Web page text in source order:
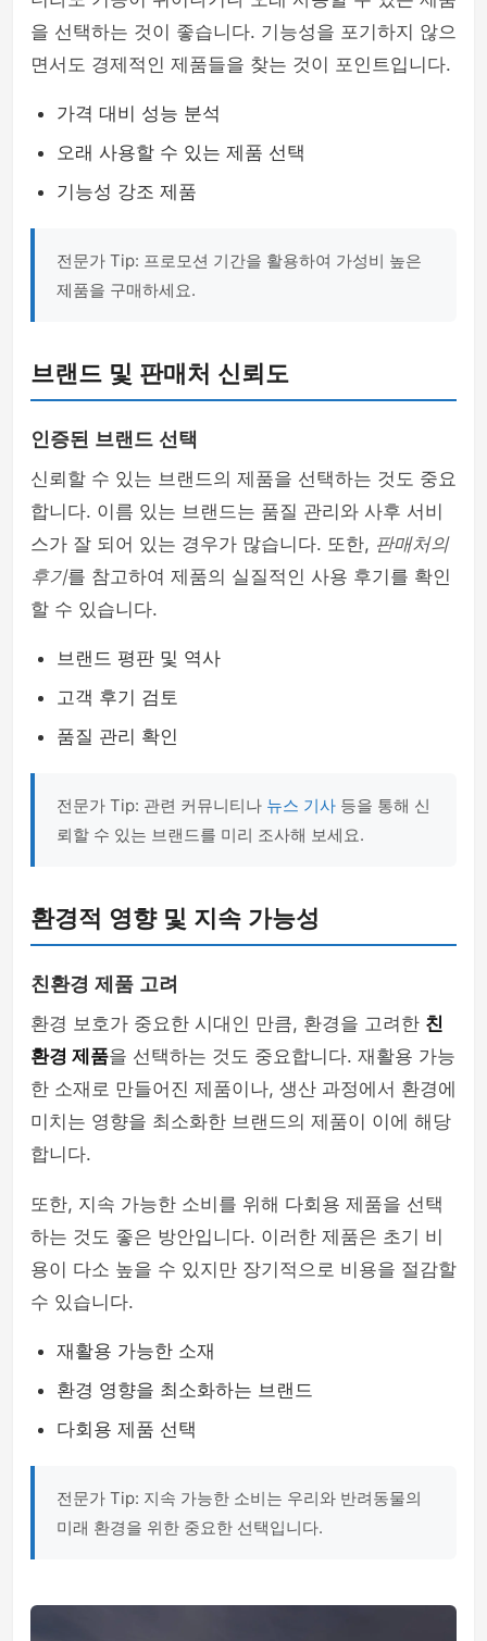
을 선택하는 것이 좋습니다. 기능성을 포기하지 않으
면서도 경제적인 제품들을 찾는 것이 포인트입니다.
가격 대비 성능 분석
오래 사용할 수 있는 제품 선택
기능성 강조 제품
전문가 Tip: 프로모션 기간을 활용하여 가성비 높은
제품을 구매하세요.
브랜드 및 판매처 신뢰도
인증된 브랜드 선택
신뢰할 수 있는 브랜드의 제품을 선택하는 것도 중요
합니다. 이름 있는 브랜드는 품질 관리와 사후 서비
스가 잘 되어 있는 경우가 많습니다. 또한, 판매처의
후기를 참고하여 제품의 실질적인 사용 후기를 확인
할 수 있습니다.
브랜드 평판 및 역사
고객 후기 검토
품질 관리 확인
전문가 Tip: 관련 커뮤니티나 뉴스 기사 등을 통해 신
뢰할 수 있는 브랜드를 미리 조사해 보세요.
환경적 영향 및 지속 가능성
친환경 제품 고려
환경 보호가 중요한 시대인 만큼, 환경을 고려한 친
환경 제품을 선택하는 것도 중요합니다. 재활용 가능
한 소재로 만들어진 제품이나, 생산 과정에서 환경에
미치는 영향을 최소화한 브랜드의 제품이 이에 해당
합니다.
또한, 지속 가능한 소비를 위해 다회용 제품을 선택
하는 것도 좋은 방안입니다. 이러한 제품은 초기 비
용이 다소 높을 수 있지만 장기적으로 비용을 절감할
수 있습니다.
재활용 가능한 소재
환경 영향을 최소화하는 브랜드
다회용 제품 선택
전문가 Tip: 지속 가능한 소비는 우리와 반려동물의
미래 환경을 위한 중요한 선택입니다.